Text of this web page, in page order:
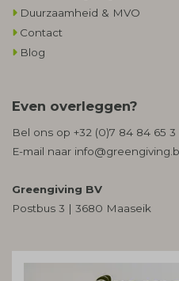
Duurzaamheid & MVO
Contact
Blog
Even overleggen?
Bel ons op +32 (0)7 84 84 65 3
E-mail naar
Greengiving BV
Postbus 3 | 3680 Maaseik